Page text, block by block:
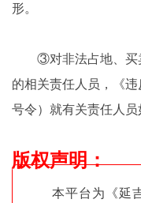
形。
③对非法占地、买卖
的相关责任人员，《
号令）就有关责任人员
版权声明：
本平台为《延吉